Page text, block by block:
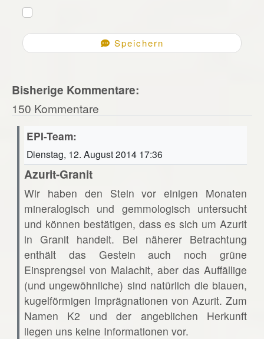
Speichern
Bisherige Kommentare:
150 Kommentare
EPI-Team:
Dienstag, 12. August 2014 17:36
Azurit-Granit
Wir haben den Stein vor einigen Monaten
mineralogisch und gemmologisch untersucht
und können bestätigen, dass es sich um Azurit
in Granit handelt. Bei näherer Betrachtung
enthält das Gestein auch noch grüne
Einsprengsel von Malachit, aber das Auffällige
(und ungewöhnliche) sind natürlich die blauen,
kugelförmigen Imprägnationen von Azurit. Zum
Namen K2 und der angeblichen Herkunft
liegen uns keine Informationen vor.